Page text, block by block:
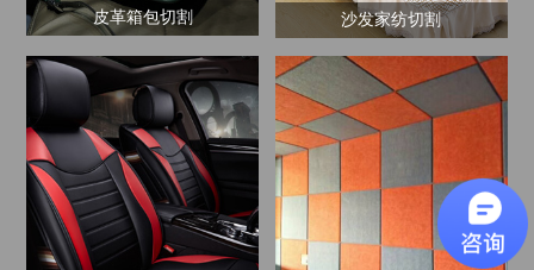
皮革箱包切割 沙发家纺切割